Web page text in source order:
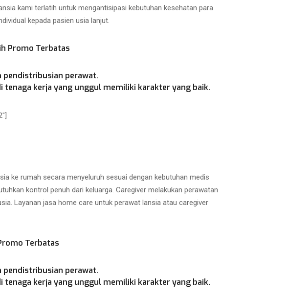
kami terlatih untuk mengantisipasi kebutuhan kesehatan para
kepada pasien usia lanjut.
Promo Terbatas
pendistribusian perawat.
kerja yang unggul memiliki karakter yang baik.
ke rumah secara menyeluruh sesuai dengan kebutuhan medis
kontrol penuh dari keluarga. Caregiver melakukan perawatan
Layanan jasa home care untuk perawat lansia atau caregiver
Terbatas
pendistribusian perawat.
kerja yang unggul memiliki karakter yang baik.